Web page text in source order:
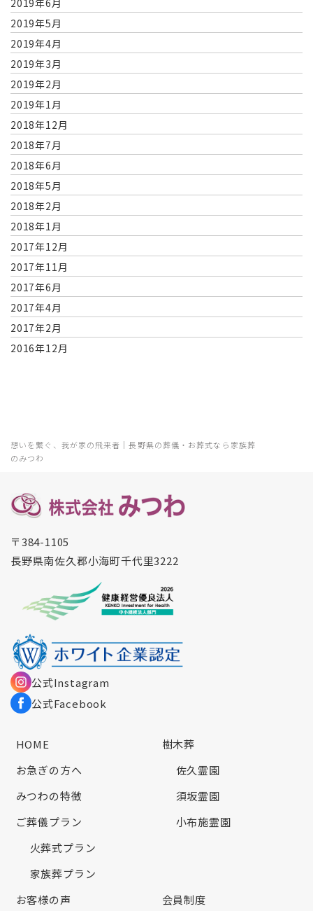
想いを繋ぐ、我が家の飛来者｜長野県の葬儀・お葬式なら家族葬
のみつわ
2019年6月
2019年5月
2019年4月
2019年3月
2019年2月
2019年1月
2018年12月
2018年7月
2018年6月
2018年5月
2018年2月
2018年1月
2017年12月
2017年11月
2017年6月
2017年4月
2017年2月
2016年12月
〒384-1105
長野県南佐久郡小海町千代里3222
公式Instagram
公式Facebook
HOME
お急ぎの方へ
みつわの特徴
ご葬儀プラン
火葬式プラン
家族葬プラン
樹木葬
佐久霊園
須坂霊園
小布施霊園
お客様の声
会員制度